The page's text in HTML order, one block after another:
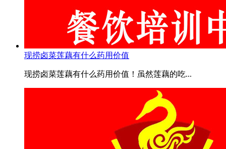
现捞卤菜莲藕有什么药用价值
现捞卤菜莲藕有什么药用价值！虽然莲藕的吃...